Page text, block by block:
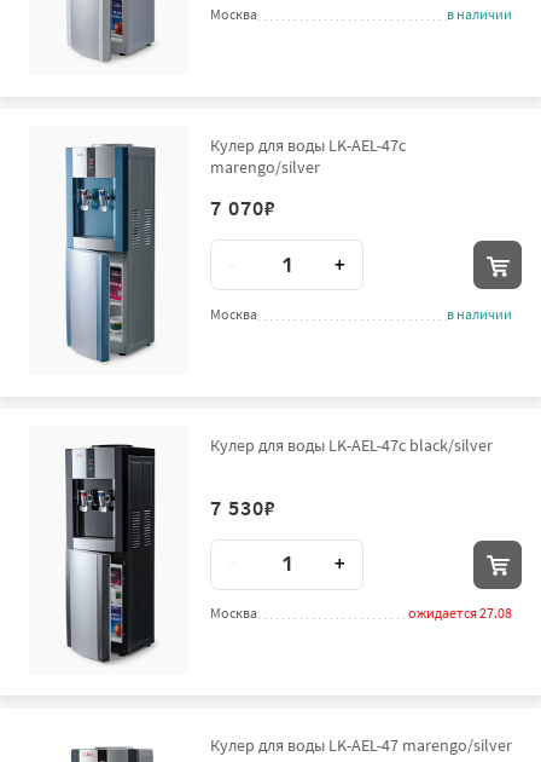
Москва в наличии
Кулер для воды LK-AEL-47c
marengo/silver
7 070₽
+
Москва в наличии
Кулер для воды LK-AEL-47c black/silver
7 530₽
Количество
+
Москва ожидается 27.08
Кулер для воды LK-AEL-47 marengo/silver